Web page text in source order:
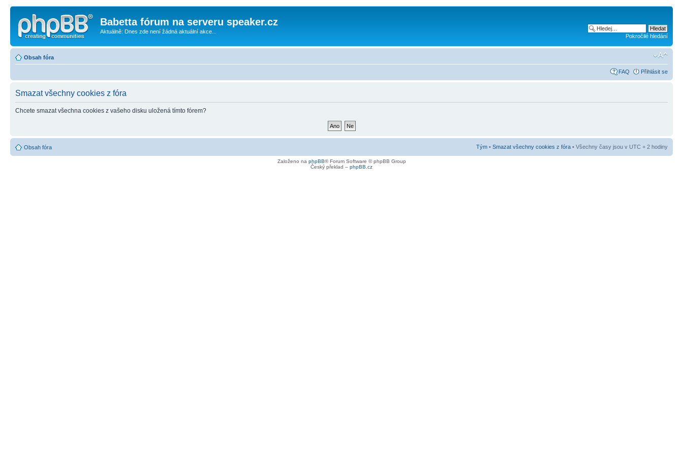
Babetta fórum na serveru speaker.cz
Aktuálně: Dnes zde není žádná aktuální akce...
Pokročilé hledání
Obsah fóra
FAQ Přihlásit se
Smazat všechny cookies z fóra
Chcete smazat všechna cookies z vašeho disku uložená tímto fórem?
Obsah fóra Tým • Smazat všechny cookies z fóra • Všechny časy jsou v UTC + 2 hodiny
Založeno na phpBB® Forum Software © phpBB Group
Český překlad – phpBB.cz